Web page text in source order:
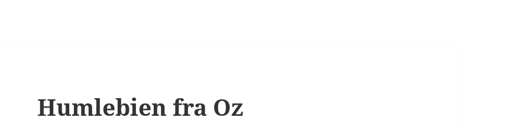
Humlebien fra Oz